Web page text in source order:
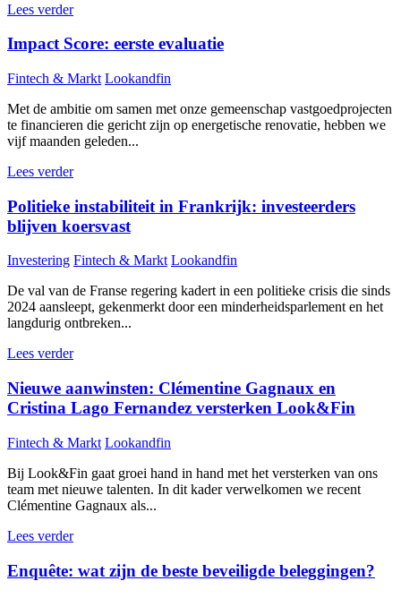
Lees verder
Impact Score: eerste evaluatie
Fintech & Markt Lookandfin
Met de ambitie om samen met onze gemeenschap vastgoedprojecten
te financieren die gericht zijn op energetische renovatie, hebben we
vijf maanden geleden...
Lees verder
Politieke instabiliteit in Frankrijk: investeerders
blijven koersvast
Investering Fintech & Markt Lookandfin
De val van de Franse regering kadert in een politieke crisis die sinds
2024 aansleept, gekenmerkt door een minderheidsparlement en het
langdurig ontbreken...
Lees verder
Nieuwe aanwinsten: Clémentine Gagnaux en
Cristina Lago Fernandez versterken Look&Fin
Fintech & Markt Lookandfin
Bij Look&Fin gaat groei hand in hand met het versterken van ons
team met nieuwe talenten. In dit kader verwelkomen we recent
Clémentine Gagnaux als...
Lees verder
Enquête: wat zijn de beste beveiligde beleggingen?